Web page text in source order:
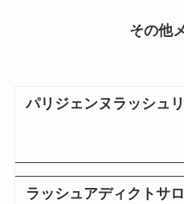
その他
パリジェンヌラッシュ
ラッシュアディクトサ